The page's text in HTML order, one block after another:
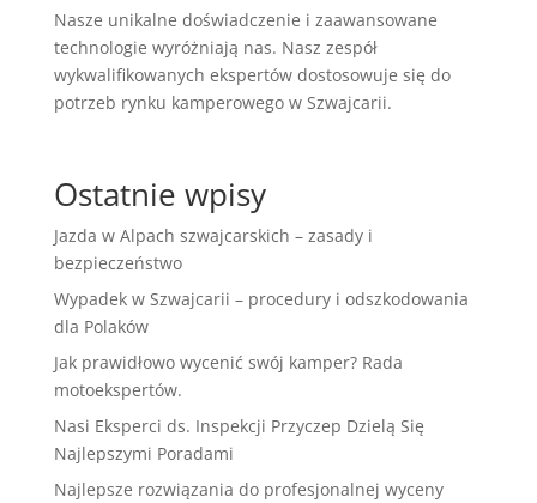
Nasze unikalne doświadczenie i zaawansowane
technologie wyróżniają nas. Nasz zespół
wykwalifikowanych ekspertów dostosowuje się do
potrzeb rynku kamperowego w Szwajcarii.
Ostatnie wpisy
Jazda w Alpach szwajcarskich – zasady i
bezpieczeństwo
Wypadek w Szwajcarii – procedury i odszkodowania
dla Polaków
Jak prawidłowo wycenić swój kamper? Rada
motoekspertów.
Nasi Eksperci ds. Inspekcji Przyczep Dzielą Się
Najlepszymi Poradami
Najlepsze rozwiązania do profesjonalnej wyceny